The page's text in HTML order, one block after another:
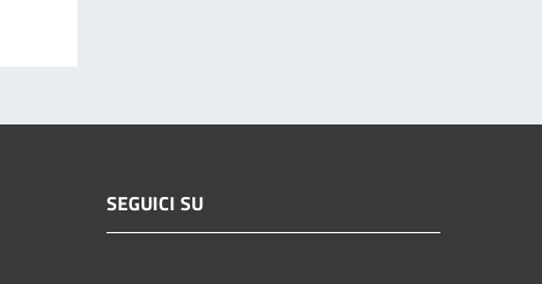
SEGUICI SU